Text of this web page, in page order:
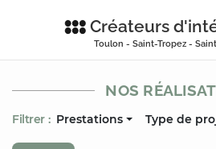
Créateurs
Toulon - Saint-Tropez -
NOS
Filtrer : Prestations Type de